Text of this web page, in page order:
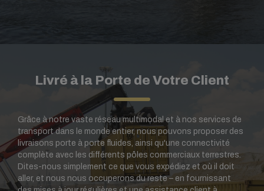
Livré à la Porte de Votre Client
Grâce à notre vaste réseau multimodal et à nos services de
transport dans le monde entier, nous pouvons proposer des
livraisons porte à porte fluides, ainsi qu'une connectivité
complète avec les différents pôles commerciaux terrestres.
Dites-nous simplement ce que vous expédiez et où il doit
aller, et nous nous occuperons du reste – en fournissant